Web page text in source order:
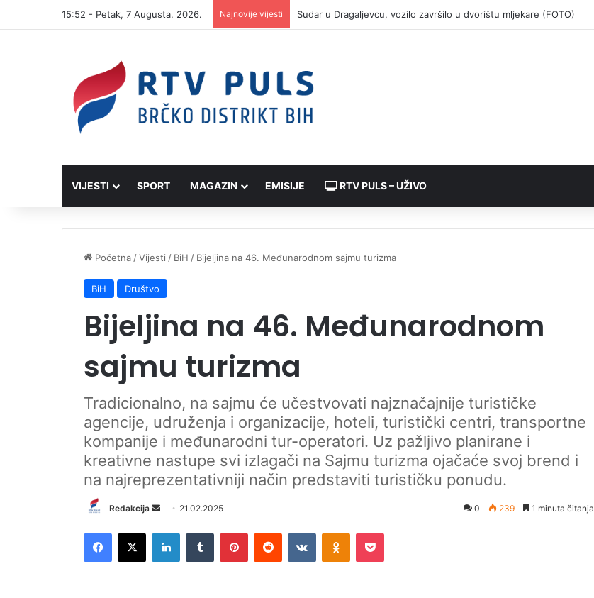
15:52 - Petak, 7 Augusta. 2026. Najnovije vijesti
VIJESTI SPORT MAGAZIN EMISIJE RTV PULS – UŽIVO
Početna /Vijesti / BiH / Bijeljina na 46. Međunarodnom sajmu turizma
BiH Društvo
Bijeljina na 46. Međunarodnom
sajmu turizma
Tradicionalno, na sajmu će učestvovati najznačajnije turističke
agencije, udruženja i organizacije, hoteli, turistički centri, transportne
kompanije i međunarodni tur-operatori. Uz pažljivo planirane i
kreativne nastupe svi izlagači na Sajmu turizma ojačaće svoj brend i
na najreprezentativniji način predstaviti turističku ponudu.
Redakcija
n
d
21.02.2025 0 239 1 minuta čitanja